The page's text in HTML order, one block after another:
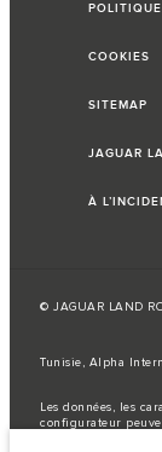
COOKIES
SITEMAP
JAGUAR
À
© JAGUAR LAND
Tunisie, Alpha
Les données, les
configurateur